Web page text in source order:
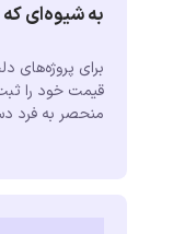
به شیوه‌ای
برای پروژه‌های
قیمت خود را
منحصر به فرد